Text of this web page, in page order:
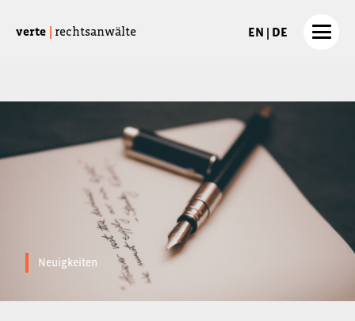
verte rechtsanwälte EN | DE
Neuigkeiten